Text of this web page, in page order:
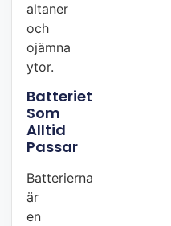
altaner
och
ojämna
ytor.
Batteriet
Som
Alltid
Passar
Batterierna
är
en